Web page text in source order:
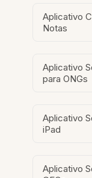
Aplicativo
Notas
Aplicativo
para ONGs
Aplicativo
iPad
Aplicativo